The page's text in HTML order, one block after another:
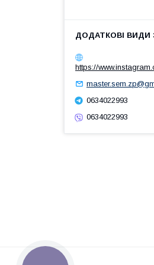
https://
0634022993
0634022993